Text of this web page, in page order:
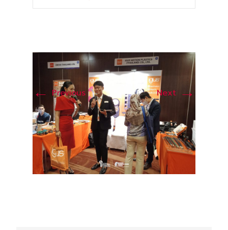
← Previous Next →